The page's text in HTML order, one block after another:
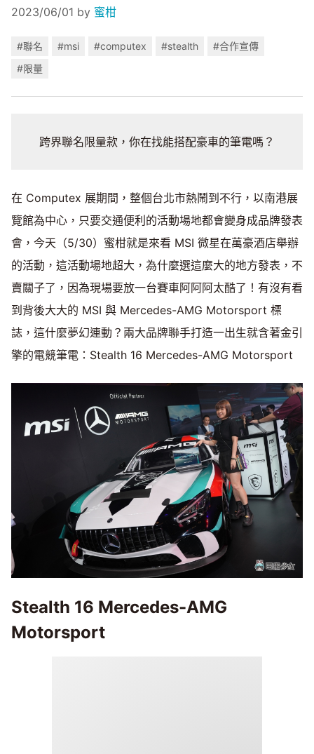
2023/06/01 by 蜜柑
#聯名 #msi #computex #stealth
#合作宣傳
#限量
跨界聯名限量款，你在找能搭配豪車的筆電嗎？
在 Computex 展期間，整個台北市熱鬧到不行，以南港展
覽館為中心，只要交通便利的活動場地都會變身成品牌發表
會，今天（5/30）蜜柑就是來看 MSI 微星在萬豪酒店舉辦
的活動，這活動場地超大，為什麼選這麼大的地方發表，不
賣關子了，因為現場要放一台賽車阿阿阿太酷了！有沒有看
到背後大大的 MSI 與 Mercedes-AMG Motorsport 標
誌，這什麼夢幻連動？兩大品牌聯手打造一出生就含著金引
擎的電競筆電：Stealth 16 Mercedes-AMG Motorsport
Stealth 16 Mercedes-AMG
Motorsport